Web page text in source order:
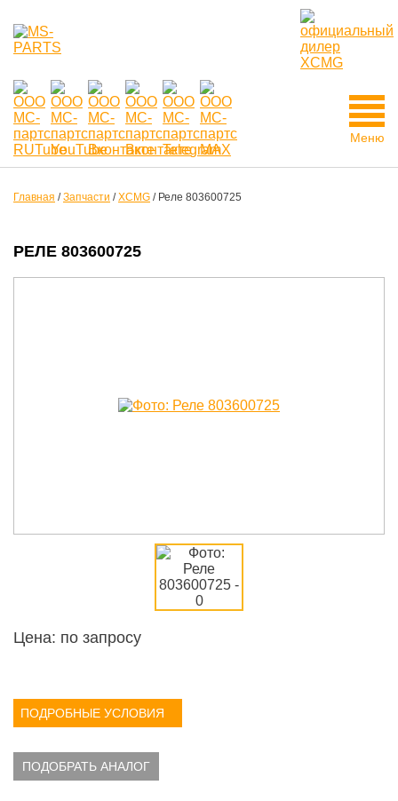
Меню
Главная /Запчасти /XCMG / Реле 803600725
РЕЛЕ 803600725
Цена: по запросу
ПОДРОБНЫЕ УСЛОВИЯ
ПОДОБРАТЬ АНАЛОГ